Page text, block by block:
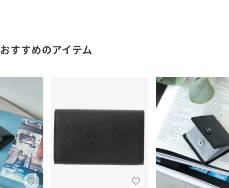
おすすめのアイテム